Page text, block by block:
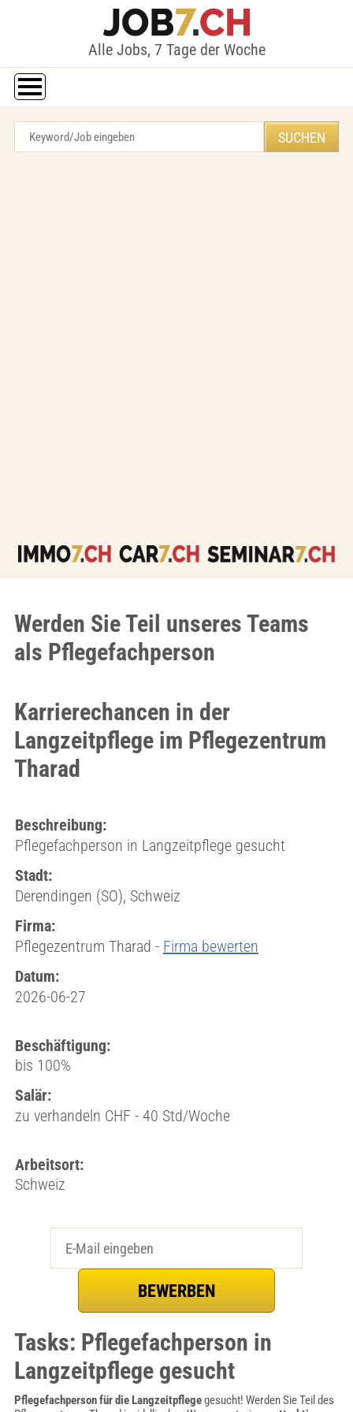
Alle Jobs, 7 Tage der Woche
Werden Sie Teil unseres Teams
als Pflegefachperson
Karrierechancen in der
Langzeitpflege im Pflegezentrum
Tharad
Beschreibung:
Pflegefachperson in Langzeitpflege gesucht
Stadt:
Derendingen (SO), Schweiz
Firma:
Pflegezentrum Tharad - Firma bewerten
Datum:
2026-06-27
Beschäftigung:
bis 100%
Salär:
zu verhandeln CHF - 40 Std/Woche
Arbeitsort:
Schweiz
Tasks: Pflegefachperson in
Langzeitpflege gesucht
Pflegefachperson für die Langzeitpflegegesucht! Werden Sie Teil des